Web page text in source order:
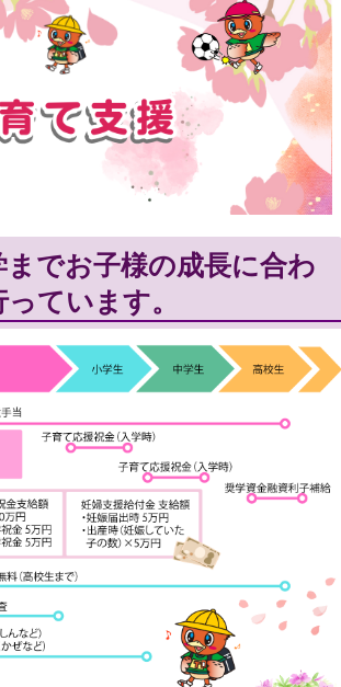
でお子様の成長に合わ
ています。